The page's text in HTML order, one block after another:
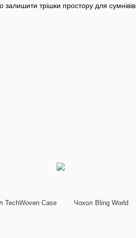
трішки простору для сумнівів.